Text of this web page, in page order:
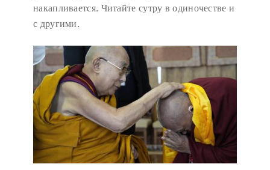
накапливается. Читайте сутру в одиночестве и
с другими.